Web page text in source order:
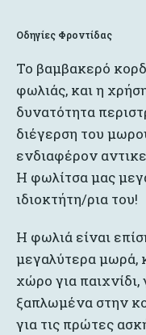
Οδηγίες Φροντίδας
Το βαμβακερό
φωλιάς, και η
δυνατότητα
διέγερση του
ενδιαφέρον
Η φωλίτσα μας
ιδιοκτήτη/ρια του!
Η φωλιά είναι
μεγαλύτερα μωρά,
χώρο για
ξαπλωμένα στην
για τις πρώτες